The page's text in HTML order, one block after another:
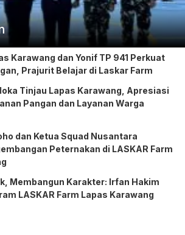
Karawang dan Yonif TP 941 Perkuat
Prajurit Belajar di Laskar Farm
Tinjau Lapas Karawang, Apresiasi
Pangan dan Layanan Warga
dan Ketua Squad Nusantara
Peternakan di LASKAR Farm
Membangun Karakter: Irfan Hakim
LASKAR Farm Lapas Karawang